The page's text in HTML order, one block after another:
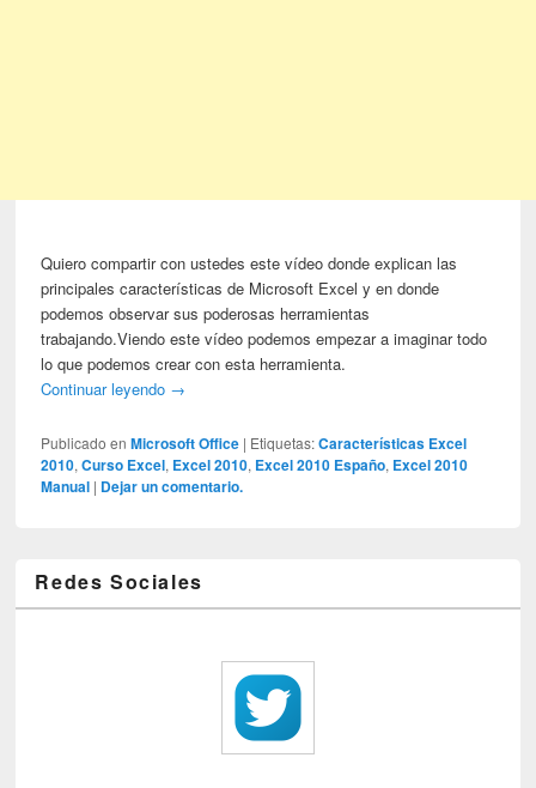
Quiero compartir con ustedes este vídeo donde explican las
principales características de Microsoft Excel y en donde
podemos observar sus poderosas herramientas
trabajando.Viendo este vídeo podemos empezar a imaginar todo
lo que podemos crear con esta herramienta.
Continuar leyendo →
Publicado en Microsoft Office | Etiquetas: Características Excel
2010,Curso Excel, Excel 2010, Excel 2010 Españo, Excel 2010
Manual | Dejar un comentario.
Redes Sociales